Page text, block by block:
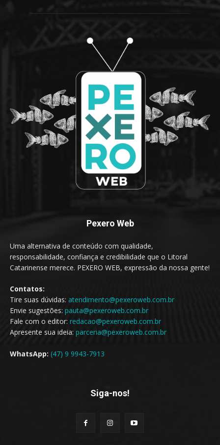
Pexero Web
Uma alternativa de conteúdo com qualidade,
responsabilidade, confiança e credibilidade que o Litoral
Catarinense merece. PEXERO WEB, expressão da nossa gente!
Contatos:
Tire suas dúvidas: atendimento@pexeroweb.com.br
Envie sugestões: pauta@pexeroweb.com.br
Fale com o editor: redacao@pexeroweb.com.br
Apresente sua ideia: parceria@pexeroweb.com.br
WhatsApp: (47) 9 9943-7913
Siga-nos!